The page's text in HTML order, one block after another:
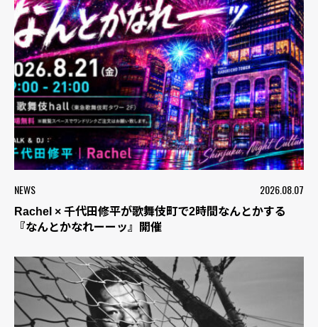
NEWS 2026.08.07
Rachel × 千代田修平が歌舞伎町で2時間なんとかする
『なんとかなれーーッ』開催